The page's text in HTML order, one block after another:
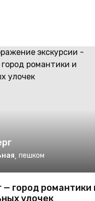
, пешком
— город романтики
улочек